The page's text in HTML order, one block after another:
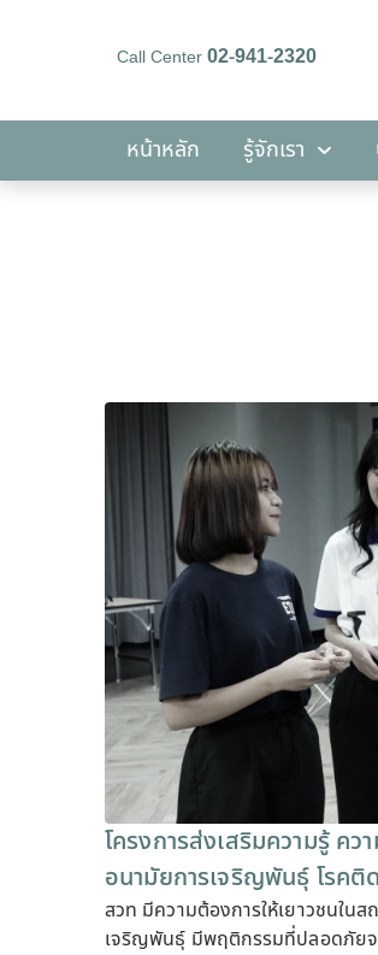
Call Center02-941-2320
หน้าหลัก รู้จักเรา
โครงการส่งเสริมความรู้ ค
อนามัยการเจริญพันธุ์ โรคติ
สวท มีความต้องการให้เยาวชนใน
เจริญพันธุ์ มีพฤติกรรมที่ปลอดภัยจ